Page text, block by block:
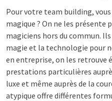
Pour votre team building,
magique ? On ne les présente
magiciens hors du commun.
magie et la technologie pour
en entreprise, on les retrouve
prestations particulières
luxe et même auprès de la
atypique offre différentes